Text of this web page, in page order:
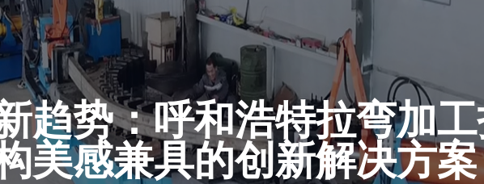
趋势：呼和浩特拉弯加
美感兼具的创新解决方案